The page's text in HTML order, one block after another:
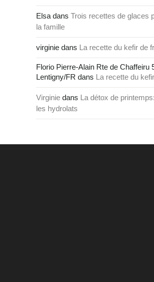
Elsa dans Trois recettes de glaces
la famille
virginie dans La recette du kefir de
Florio Pierre-Alain Rte de Chaffeiru
Lentigny/FR dans La recette du
Virginie dans La détox de
les hydrolats